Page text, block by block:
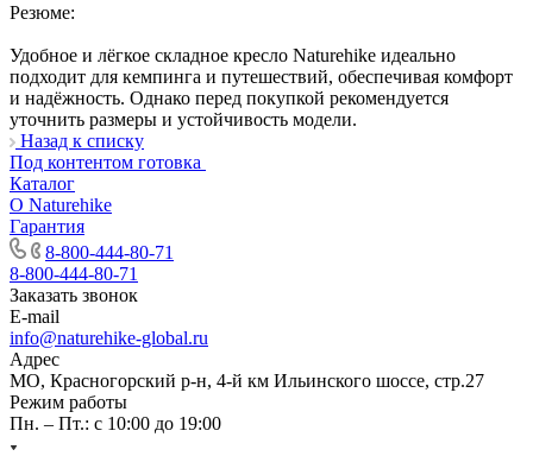
Резюме:
Удобное и лёгкое складное кресло Naturehike идеально
подходит для кемпинга и путешествий, обеспечивая комфорт
и надёжность. Однако перед покупкой рекомендуется
уточнить размеры и устойчивость модели.
Назад к списку
Под контентом готовка
Каталог
О Naturehike
Гарантия
8-800-444-80-71
8-800-444-80-71
Заказать звонок
E-mail
info@naturehike-global.ru
Адрес
МО, Красногорский р-н, 4-й км Ильинского шоссе, стр.27
Режим работы
Пн. – Пт.: с 10:00 до 19:00